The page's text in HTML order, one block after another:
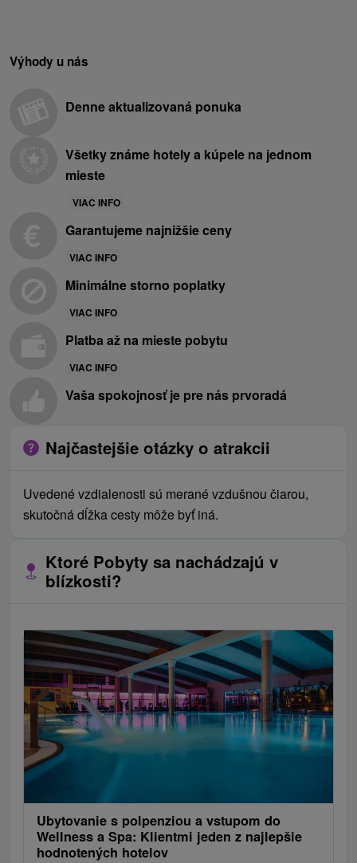
Výhody u nás
Denne aktualizovaná ponuka
Všetky známe hotely a kúpele na jednom
mieste
VIAC INFO
Garantujeme najnižšie ceny
VIAC INFO
Minimálne storno poplatky
VIAC INFO
Platba až na mieste pobytu
VIAC INFO
Vaša spokojnosť je pre nás prvoradá
Najčastejšie otázky o atrakcii
Uvedené vzdialenosti sú merané vzdušnou čiarou,
skutočná dĺžka cesty môže byť iná.
Ktoré Pobyty sa nachádzajú v
blízkosti?
Ubytovanie s polpenziou a vstupom do
Wellness a Spa: Klientmi jeden z najlepšie
hodnotených hotelov